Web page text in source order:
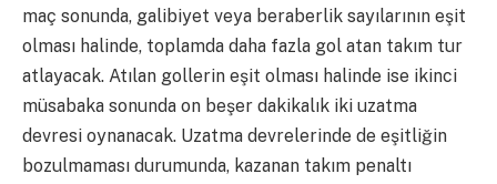
maç sonunda, galibiyet veya beraberlik sayılarının eşit
olması halinde, toplamda daha fazla gol atan takım tur
atlayacak. Atılan gollerin eşit olması halinde ise ikinci
müsabaka sonunda on beşer dakikalık iki uzatma
devresi oynanacak. Uzatma devrelerinde de eşitliğin
bozulmaması durumunda, kazanan takım penaltı